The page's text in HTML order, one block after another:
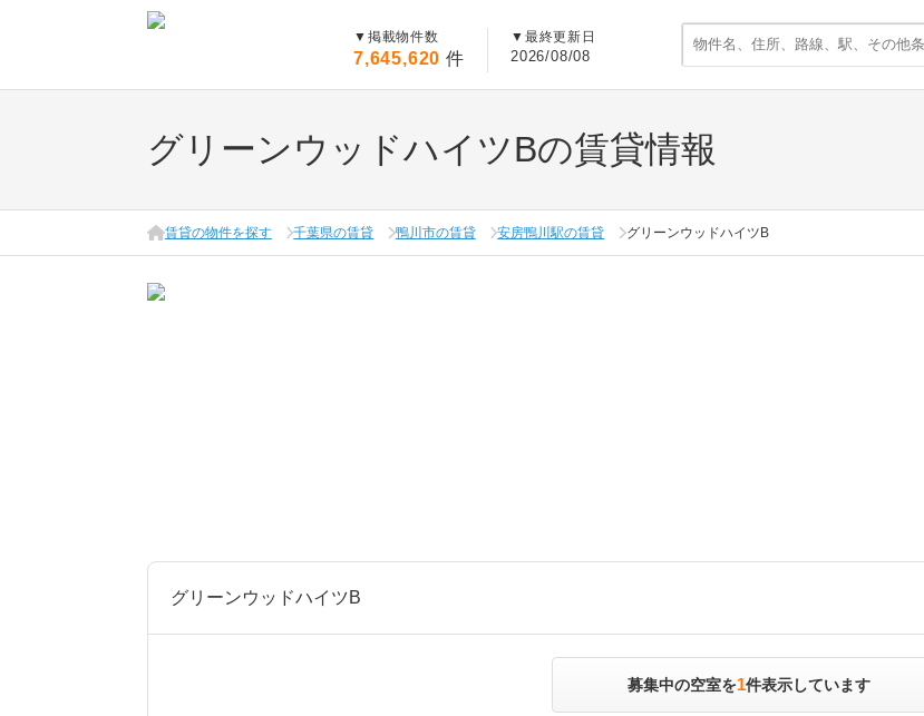
▼ 掲載物件数
7,645,620 件
▼ 最終更新日
2026/08/08
グリーンウッドハイツBの賃貸情報
賃貸の物件を探す 千葉県の賃貸 鴨川市の賃貸 安房鴨川駅の賃貸 グリーンウッドハイツB
グリーンウッドハイツB
募集中の空室を1件表示しています